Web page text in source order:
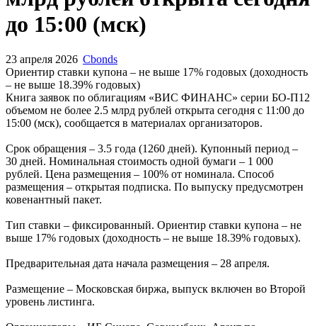
до 15:00 (мск)
23 апреля 2026 Cbonds
Ориентир ставки купона – не выше 17% годовых (доходность
– не выше 18.39% годовых)
Книга заявок по облигациям «ВИС ФИНАНС» серии БО-П12
объемом не более 2.5 млрд рублей открыта сегодня с 11:00 до
15:00 (мск), сообщается в материалах организаторов.
Срок обращения – 3.5 года (1260 дней). Купонный период –
30 дней. Номинальная стоимость одной бумаги – 1 000
рублей. Цена размещения – 100% от номинала. Способ
размещения – открытая подписка. По выпуску предусмотрен
ковенантный пакет.
Тип ставки – фиксированный. Ориентир ставки купона – не
выше 17% годовых (доходность – не выше 18.39% годовых).
Предварительная дата начала размещения – 28 апреля.
Размещение – Московская биржа, выпуск включен во Второй
уровень листинга.